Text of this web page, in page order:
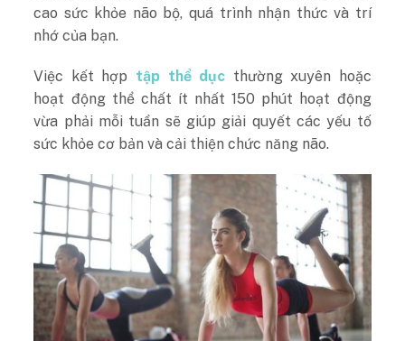
cao sức khỏe não bộ, quá trình nhận thức và trí
nhớ của bạn.
Việc kết hợp tập thể dục thường xuyên hoặc
hoạt động thể chất ít nhất 150 phút hoạt động
vừa phải mỗi tuần sẽ giúp giải quyết các yếu tố
sức khỏe cơ bản và cải thiện chức năng não.